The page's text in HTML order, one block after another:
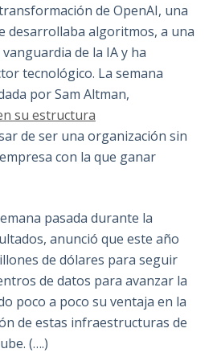
de OpenAI, una
desarrollaba algoritmos, a una
de la IA y ha
tecnológico. La semana
por Sam Altman,
su estructura
de ser una organización sin
con la que ganar
pasada durante la
anunció que este año
de dólares para seguir
de datos para avanzar la
poco a poco su ventaja en la
de estas infraestructuras de
(….)